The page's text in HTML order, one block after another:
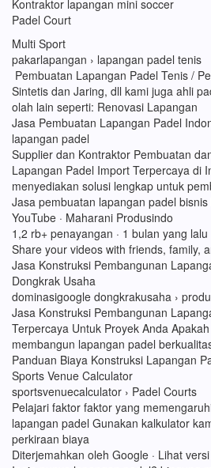
Kontraktor lapangan mini soccer
Padel Court
Multi Sport
pakarlapangan › lapangan padel tenis
Pembuatan Lapangan Padel Tenis /
Sintetis dan Jaring, dll kami juga ahli
olah lain seperti: Renovasi Lapangan
Jasa Pembuatan Lapangan Padel
lapangan padel
Supplier dan Kontraktor Pembuatan
Lapangan Padel Import Terpercaya di
menyediakan solusi lengkap untuk
Jasa pembuatan lapangan padel
YouTube · Maharani Produsindo
1,2 rb+ penayangan · 1 bulan yang lalu
Share your videos with friends, family,
Jasa Konstruksi Pembangunan
Dongkrak Usaha
dominasigoogle dongkrakusaha ›
Jasa Konstruksi Pembangunan
Terpercaya Untuk Proyek Anda
membangun lapangan padel
Panduan Biaya Konstruksi Lapangan
Sports Venue Calculator
sportsvenuecalculator › Padel Courts
Pelajari faktor faktor yang
lapangan padel Gunakan kalkulator
perkiraan biaya
Diterjemahkan oleh Google · Lihat